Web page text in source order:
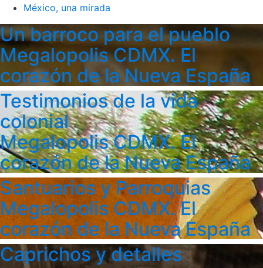
México, una mirada
Un barroco para el pueblo
Megalopolis CDMX. El
corazón de la Nueva España
Testimonios de la vida
colonial
Megalopolis CDMX. El
corazón de la Nueva España
Santuarios y Parroquias
Megalopolis CDMX. El
corazón de la Nueva España
Caprichos y detalles